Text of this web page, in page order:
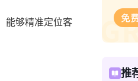
能够精准定位客
推